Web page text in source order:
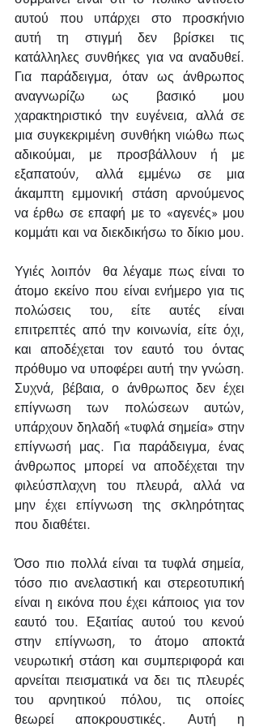
αυτού που υπάρχει στο προσκήνιο
αυτή τη στιγμή δεν βρίσκει τις
κατάλληλες συνθήκες για να αναδυθεί.
Για παράδειγμα, όταν ως άνθρωπος
αναγνωρίζω ως βασικό μου
χαρακτηριστικό την ευγένεια, αλλά σε
μια συγκεκριμένη συνθήκη νιώθω πως
αδικούμαι, με προσβάλλουν ή με
εξαπατούν, αλλά εμμένω σε μια
άκαμπτη εμμονική στάση αρνούμενος
να έρθω σε επαφή με το «αγενές» μου
κομμάτι και να διεκδικήσω το δίκιο μου.
Υγιές λοιπόν  θα λέγαμε πως είναι το
άτομο εκείνο που είναι ενήμερο για τις
πολώσεις του, είτε αυτές είναι
επιτρεπτές από την κοινωνία, είτε όχι,
και αποδέχεται τον εαυτό του όντας
πρόθυμο να υποφέρει αυτή την γνώση.
Συχνά, βέβαια, ο άνθρωπος δεν έχει
επίγνωση των πολώσεων αυτών,
υπάρχουν δηλαδή «τυφλά σημεία» στην
επίγνωσή μας. Για παράδειγμα, ένας
άνθρωπος μπορεί να αποδέχεται την
φιλεύσπλαχνη του πλευρά, αλλά να
μην έχει επίγνωση της σκληρότητας
που διαθέτει.
Όσο πιο πολλά είναι τα τυφλά σημεία,
τόσο πιο ανελαστική και στερεοτυπική
είναι η εικόνα που έχει κάποιος για τον
εαυτό του. Εξαιτίας αυτού του κενού
στην επίγνωση, το άτομο αποκτά
νευρωτική στάση και συμπεριφορά και
αρνείται πεισματικά να δει τις πλευρές
του αρνητικού πόλου, τις οποίες
θεωρεί αποκρουστικές. Αυτή η